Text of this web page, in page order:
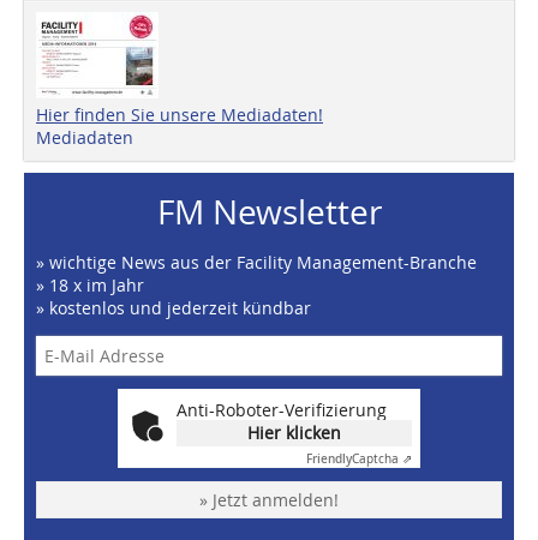
Hier finden Sie unsere Mediadaten!
Mediadaten
FM Newsletter
» wichtige News aus der Facility Management-Branche
» 18 x im Jahr
» kostenlos und jederzeit kündbar
Anti-Roboter-Verifizierung
Hier klicken
FriendlyCaptcha ⇗
» Jetzt anmelden!